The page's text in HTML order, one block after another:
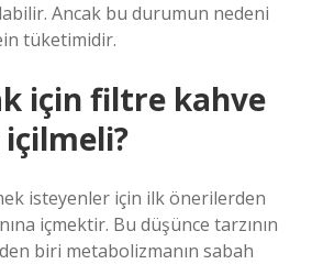
Ancak bu durumun nedeni
tüketimidir.
için filtre kahve
isteyenler için ilk önerilerden
içmektir. Bu düşünce tarzının
biri metabolizmanın sabah